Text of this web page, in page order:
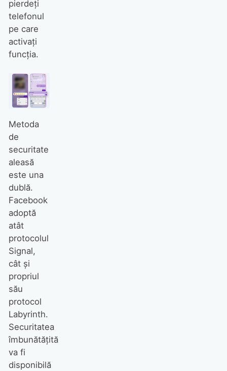
pierdeți
telefonul
pe care
activați
funcția.
Metoda
de
securitate
aleasă
este una
dublă.
Facebook
adoptă
atât
protocolul
Signal,
cât și
propriul
său
protocol
Labyrinth.
Securitatea
îmbunătățită
va fi
disponibilă